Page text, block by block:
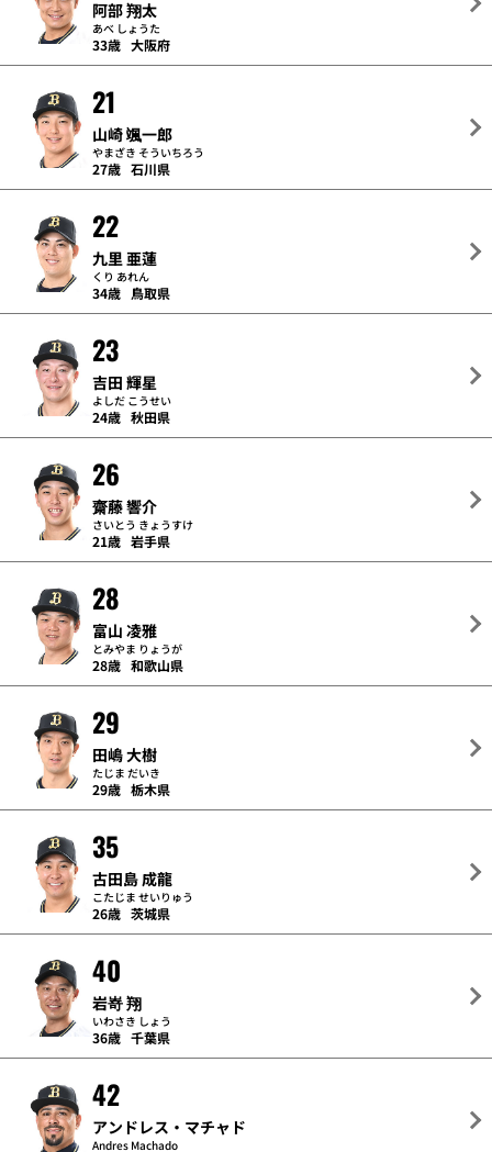
阿部 翔太
あべ しょうた
33歳 大阪府
21
山崎 颯一郎
やまざき そういちろう
27歳 石川県
22
九里 亜蓮
くり あれん
34歳 鳥取県
23
吉田 輝星
よしだ こうせい
24歳 秋田県
26
齋藤 響介
さいとう きょうすけ
21歳 岩手県
28
富山 凌雅
とみやま りょうが
28歳 和歌山県
29
田嶋 大樹
たじま だいき
29歳 栃木県
35
古田島 成龍
こたじま せいりゅう
26歳 茨城県
40
岩嵜 翔
いわさき しょう
36歳 千葉県
42
アンドレス・マチャド
Andres Machado